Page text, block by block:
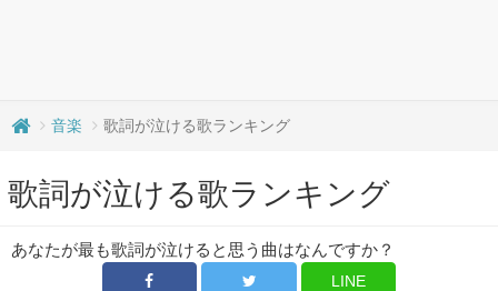
音楽 歌詞が泣ける歌ランキング
歌詞が泣ける歌ランキング
あなたが最も歌詞が泣けると思う曲はなんですか？
LINE